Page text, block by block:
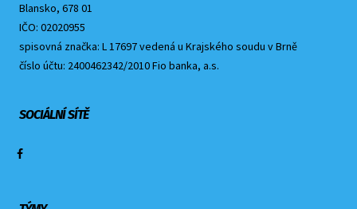
Blansko, 678 01
IČO: 02020955
spisovná značka: L 17697 vedená u Krajského soudu v Brně
číslo účtu: 2400462342/2010 Fio banka, a.s.
SOCIÁLNÍ SÍTĚ